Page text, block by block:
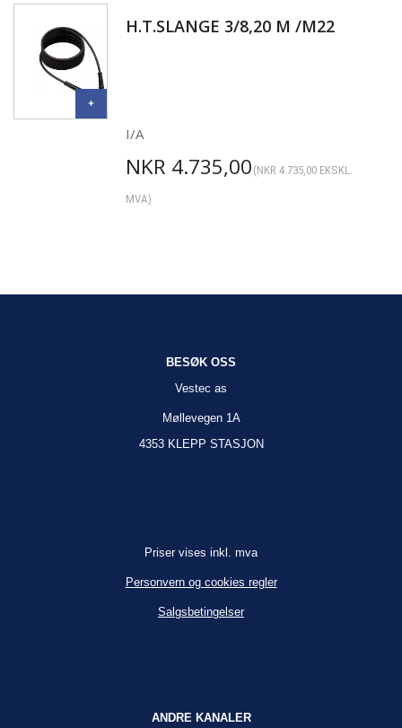
H.T.SLANGE 3/8,20 M /M22
I/A
NKR 4.735,00 (NKR 4.735,00EKSKL.
MVA)
BESØK OSS
Vestec as
Møllevegen 1A
4353 KLEPP STASJON
Priser vises inkl. mva
Personvern og cookies regler
Salgsbetingelser
ANDRE KANALER